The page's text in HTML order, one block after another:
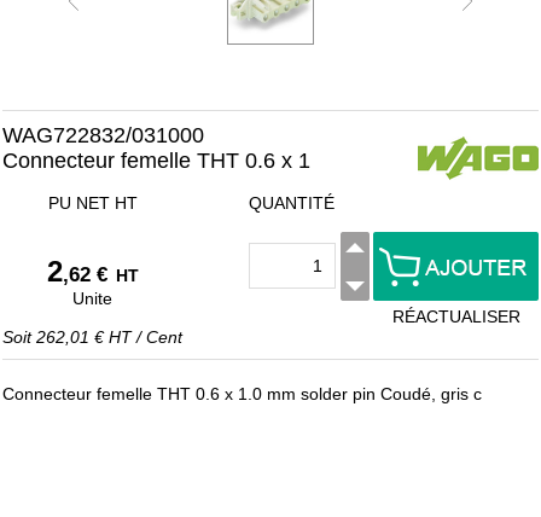
WAG722832/031000
Connecteur femelle THT 0.6 x 1
PU NET HT
2,62 € HT
Unite
Soit262,01 € HT/Cent
QUANTITÉ
RÉACTUALISER
Connecteur femelle THT 0.6 x 1.0 mm solder pin Coudé, gris c